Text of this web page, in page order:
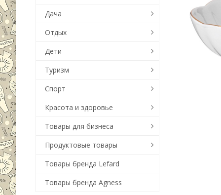
Дача
Отдых
Дети
Туризм
Спорт
Красота и здоровье
Товары для бизнеса
Продуктовые товары
Товары бренда Lefard
Товары бренда Agness